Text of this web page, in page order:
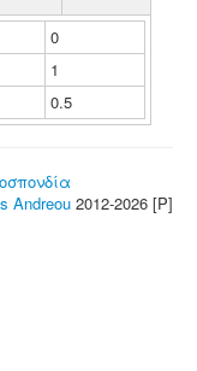
0
1
0.5
Andreou 2012-2026 [P]